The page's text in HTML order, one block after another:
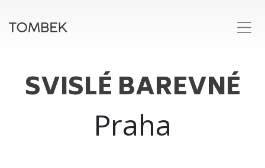
SVISLÉ BAREVNÉ
Praha